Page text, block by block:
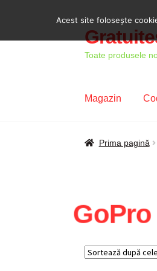
Sari
navigare
Sari
conținut
Toate produsele
Magazin
Prima pagină
Prima pagină
Acest site foloseşte